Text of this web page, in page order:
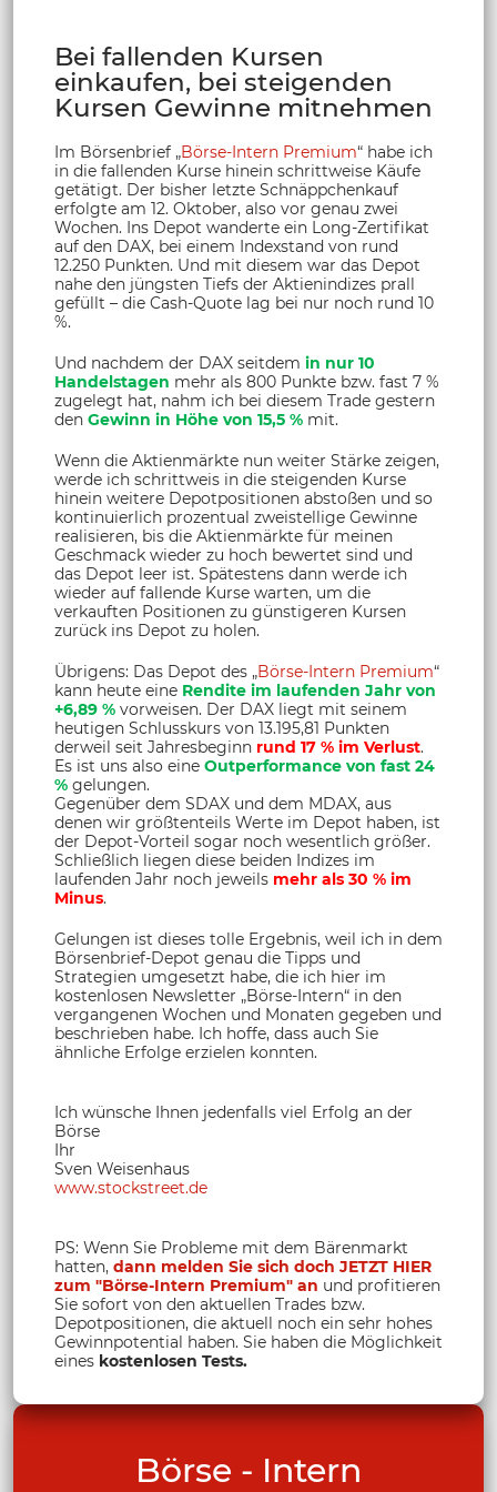
Bei fallenden Kursen
einkaufen, bei steigenden
Kursen Gewinne mitnehmen
Im Börsenbrief „Börse-Intern Premium“ habe ich
in die fallenden Kurse hinein schrittweise Käufe
getätigt. Der bisher letzte Schnäppchenkauf
erfolgte am 12. Oktober, also vor genau zwei
Wochen. Ins Depot wanderte ein Long-Zertifikat
auf den DAX, bei einem Indexstand von rund
12.250 Punkten. Und mit diesem war das Depot
nahe den jüngsten Tiefs der Aktienindizes prall
gefüllt – die Cash-Quote lag bei nur noch rund 10
%.
Und nachdem der DAX seitdem in nur 10
Handelstagen mehr als 800 Punkte bzw. fast 7 %
zugelegt hat, nahm ich bei diesem Trade gestern
den Gewinn in Höhe von 15,5 % mit.
Wenn die Aktienmärkte nun weiter Stärke zeigen,
werde ich schrittweis in die steigenden Kurse
hinein weitere Depotpositionen abstoßen und so
kontinuierlich prozentual zweistellige Gewinne
realisieren, bis die Aktienmärkte für meinen
Geschmack wieder zu hoch bewertet sind und
das Depot leer ist. Spätestens dann werde ich
wieder auf fallende Kurse warten, um die
verkauften Positionen zu günstigeren Kursen
zurück ins Depot zu holen.
Übrigens: Das Depot des „Börse-Intern Premium“
kann heute eine Rendite im laufenden Jahr von
+6,89 % vorweisen. Der DAX liegt mit seinem
heutigen Schlusskurs von 13.195,81 Punkten
derweil seit Jahresbeginn rund 17 % im Verlust.
Es ist uns also eine Outperformance von fast 24
% gelungen.
Gegenüber dem SDAX und dem MDAX, aus
denen wir größtenteils Werte im Depot haben, ist
der Depot-Vorteil sogar noch wesentlich größer.
Schließlich liegen diese beiden Indizes im
laufenden Jahr noch jeweils mehr als 30 % im
Minus.
Gelungen ist dieses tolle Ergebnis, weil ich in dem
Börsenbrief-Depot genau die Tipps und
Strategien umgesetzt habe, die ich hier im
kostenlosen Newsletter „Börse-Intern“ in den
vergangenen Wochen und Monaten gegeben und
beschrieben habe. Ich hoffe, dass auch Sie
ähnliche Erfolge erzielen konnten.
Ich wünsche Ihnen jedenfalls viel Erfolg an der
Börse
Ihr
Sven Weisenhaus
www.stockstreet.de
PS: Wenn Sie Probleme mit dem Bärenmarkt
hatten, dann melden Sie sich doch JETZT HIER
zum "Börse-Intern Premium" an und profitieren
Sie sofort von den aktuellen Trades bzw.
Depotpositionen, die aktuell noch ein sehr hohes
Gewinnpotential haben. Sie haben die Möglichkeit
eines kostenlosen Tests.
Börse - Intern